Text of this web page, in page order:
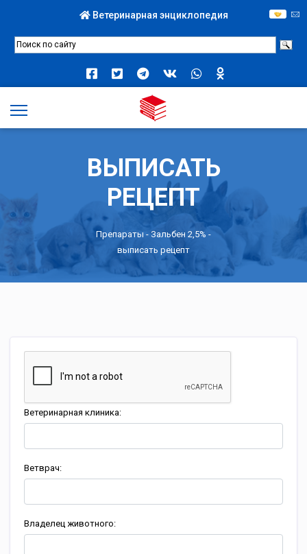
Ветеринарная энциклопедия
ВЫПИСАТЬ
РЕЦЕПТ
Препараты - Зальбен 2,5% -
выписать рецепт
Ветеринарная клиника:
Ветврач:
Владелец животного: